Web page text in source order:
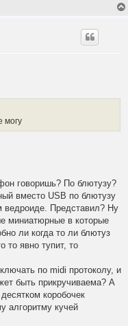
могу
говоришь? По блютузу?
вместо USB по блютузу
ведроиде. Представил? Ну
миниатюрные в которые
ли когда то ли блютуз
то явно тупит, то
по midi протоколу, и
быть прикручиваема? А
коробочек
алгоритму кучей